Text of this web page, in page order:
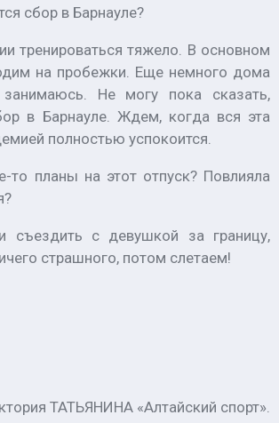
сбор в Барнауле?
тренироваться тяжело. В основном
на пробежки. Еще немного дома
Не могу пока сказать,
в Барнауле. Ждем, когда вся эта
полностью успокоится.
то планы на этот отпуск? Повлияла
съездить с девушкой за границу,
страшного, потом слетаем!
ТАТЬЯНИНА «Алтайский спорт»